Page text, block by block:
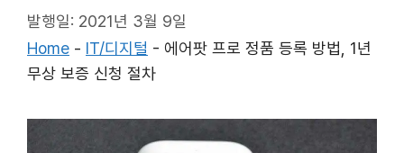
발행일: 2021년 3월 9일
Home - IT/디지털 - 에어팟 프로 정품 등록 방법, 1년
무상 보증 신청 절차